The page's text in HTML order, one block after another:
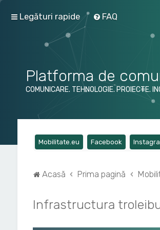
Legături rapide FAQ
Platforma de
COMUNICARE. TEHNOLOGIE. PROIECTE.
Mobilitate.eu(Opens a new tab)
Facebook(Opens a
Acasă Prima pagină
Infrastructura